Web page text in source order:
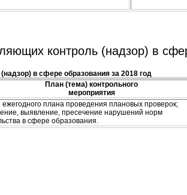
контроль (надзор) в
в сфере образования за 2018 год
План (тема) контрольного
мероприятия
плана проведения плановых проверок;
выявление, пресечение нарушений норм
в сфере образования.